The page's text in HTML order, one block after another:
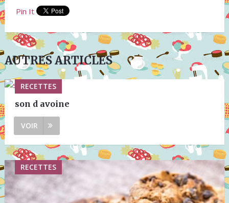
Pin It
AUTRES ARTICLES
RECETTES
son d avoine
VOIR
RECETTES